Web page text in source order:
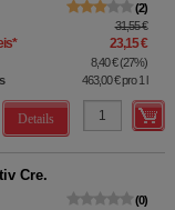
2
31,55 €
* 23,15 €
8,40 €(27%)
463,00 €pro 1 l
Details
Cre.
0